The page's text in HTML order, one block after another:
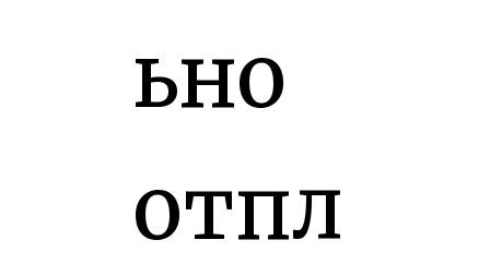
ьно
отпл